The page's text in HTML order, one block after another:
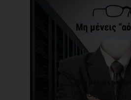
Μη μένεις
Σήμερα, θα μοιραστώ